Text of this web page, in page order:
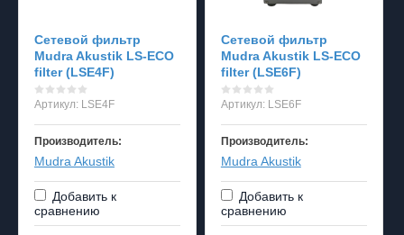
Cетевой фильтр
Mudra Akustik LS-ECO
filter (LSE4F)
Артикул: LSE4F
Производитель:
Mudra Akustik
Добавить к
сравнению
Cетевой фильтр
Mudra Akustik LS-ECO
filter (LSE6F)
Артикул:LSE6F
Производитель:
Mudra Akustik
Добавить к
сравнению